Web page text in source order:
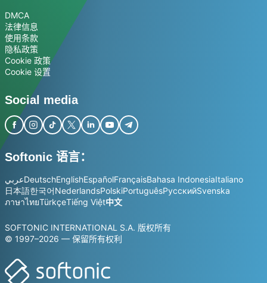
DMCA
法律信息
使用条款
隐私政策
Cookie 政策
Cookie 设置
Social media
Softonic 语言：
عربيDeutschEnglishEspañolFrançaisBahasa IndonesiaItaliano
日本語한국어NederlandsPolskiPortuguêsРусскийSvenska
ภาษาไทยTürkçeTiếng Việt中文
SOFTONIC INTERNATIONAL S.A. 版权所有
© 1997–2026 — 保留所有权利